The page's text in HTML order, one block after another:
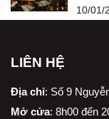
10/01/
LIÊN HỆ
Địa chỉ: Số 9
Mở cửa: 8h00 đến